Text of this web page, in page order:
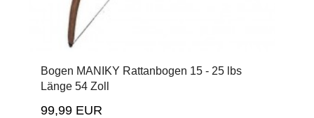
Bogen MANIKY Rattanbogen 15 - 25 lbs
Länge 54 Zoll
99,99 EUR